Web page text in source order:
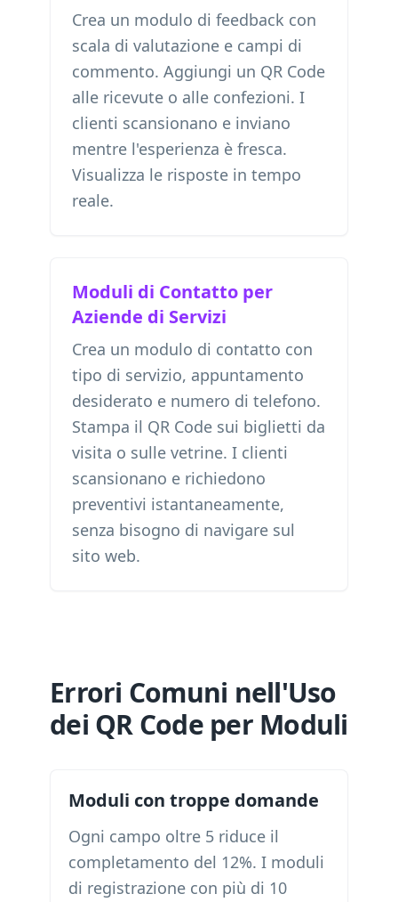
Crea un modulo di feedback con
scala di valutazione e campi di
commento. Aggiungi un QR Code
alle ricevute o alle confezioni. I
clienti scansionano e inviano
mentre l'esperienza è fresca.
Visualizza le risposte in tempo
reale.
Moduli di Contatto per
Aziende di Servizi
Crea un modulo di contatto con
tipo di servizio, appuntamento
desiderato e numero di telefono.
Stampa il QR Code sui biglietti da
visita o sulle vetrine. I clienti
scansionano e richiedono
preventivi istantaneamente,
senza bisogno di navigare sul
sito web.
Errori Comuni nell'Uso
dei QR Code per Moduli
Moduli con troppe domande
Ogni campo oltre 5 riduce il
completamento del 12%. I moduli
di registrazione con più di 10